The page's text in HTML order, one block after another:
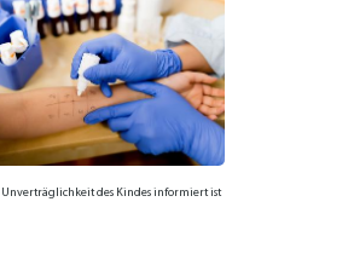
des Kin­des in­for­miert ist